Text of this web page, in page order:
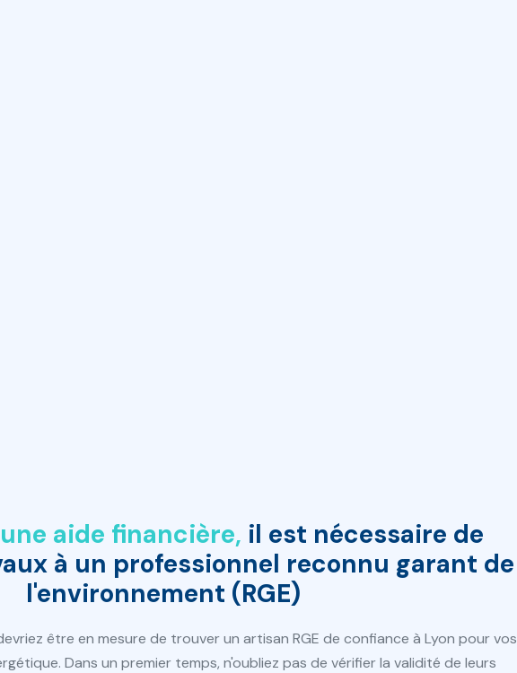
aide financière, il est nécessaire de
à un professionnel reconnu garant de
l'environnement (RGE)
être en mesure de trouver un artisan RGE de confiance à Lyon pour vos
Dans un premier temps, n'oubliez pas de vérifier la validité de leurs